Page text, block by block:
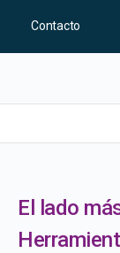
Contacto
El lado